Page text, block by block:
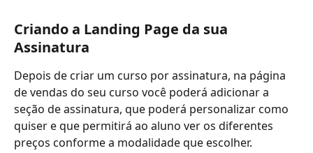
Criando a Landing Page da sua
Assinatura
Depois de criar um curso por assinatura, na página
de vendas do seu curso você poderá adicionar a
seção de assinatura, que poderá personalizar como
quiser e que permitirá ao aluno ver os diferentes
preços conforme a modalidade que escolher.